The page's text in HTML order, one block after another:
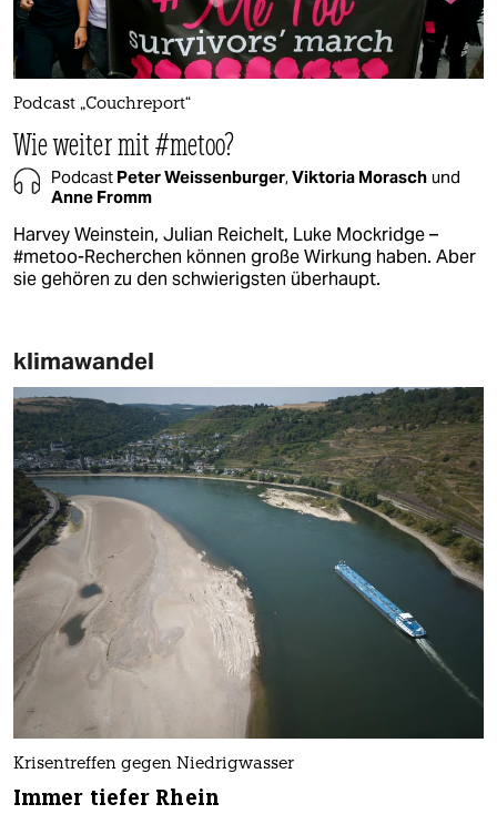
Podcast „Couchreport“
Wie weiter mit #metoo?
Podcast Peter Weissenburger,Viktoria Morasch und
Anne Fromm
Harvey Weinstein, Julian Reichelt, Luke Mockridge –
#metoo-Recherchen können große Wirkung haben. Aber
sie gehören zu den schwierigsten überhaupt.
klimawandel
Krisentreffen gegen Niedrigwasser
Immer tiefer Rhein